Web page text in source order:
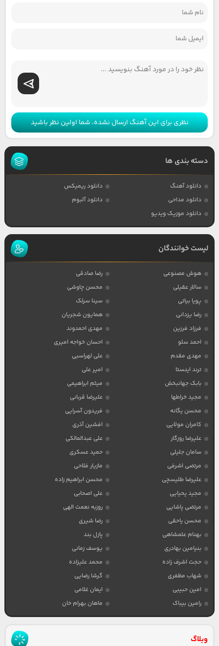
نظری برای این آهنگ ارسال نشده، شما اولین نظر باشید
دسته بندی ها
دانلود آهنگ
دانلود ریمیکس
دانلود مداحی
دانلود آلبوم
دانلود موزیک ویدیو
لیست خوانندگان
هوش مصنوعی
رضا صادقی
سالار عقیلی
محسن چاوشی
پویا بیاتی
سینا سرلک
رضا یزدانی
همایون شجریان
فرزاد فرزین
مهدی احمدوند
احمد سلو
احسان خواجه امیری
مهدی مقدم
علی لهراسبی
ترند اینستا
امیر علی
بابک جهانبخش
میثم ابراهیمی
مجید خراطها
علیرضا قربانی
محسن یگانه
فریدون آسرایی
کامران مولایی
افشین آذری
علیرضا روزگار
علی عبدالمالکی
سامان جلیلی
حمید عسکری
مرتضی اشرفی
مازیار فلاحی
علیرضا طلیسچی
محسن ابراهیم زاده
مجید یحیایی
علی اصحابی
مرتضی پاشایی
روزبه نعمت الهی
محسن یاحقی
رضا شیری
بهنام علمشاهی
پازل بند
بنیامین بهادری
یوسف زمانی
حجت اشرف زاده
محمد علیزاده
شهاب مظفری
گرشا رضایی
امین حبیبی
ایمان غلامی
رامین بیباک
ماهان بهرام خان
وبلاگ